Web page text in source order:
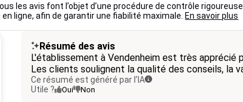
les avis font l’objet d’une procédure de contrôle
ligne, afin de garantir une fiabilité maximale. En savoir plus
Résumé des avis
L'établissement à Vendenheim est très apprécié
Les clients soulignent la qualité des conseils, la
Ce résumé est généré par l’IA
Utile ?
Oui Non